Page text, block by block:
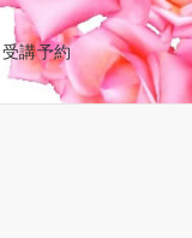
受講予約